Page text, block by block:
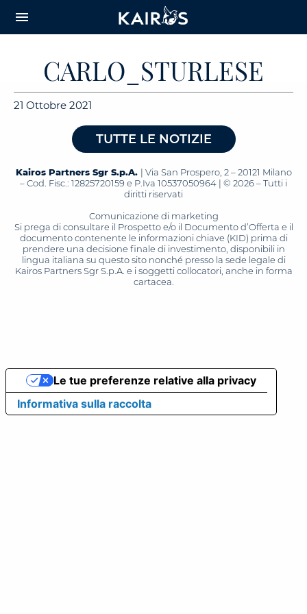
CONTENT
menu
CARLO_STURLESE
21 Ottobre 2021
TUTTE LE NOTIZIE
Kairos Partners Sgr S.p.A. | Via San Prospero, 2 – 20121 Milano
– Cod. Fisc.: 12825720159 e P.Iva 10537050964 | © 2026 – Tutti i
diritti riservati
Comunicazione di marketing
Si prega di consultare il Prospetto e/o il Documento d’Offerta e il
documento contenente le informazioni chiave (KID) prima di
prendere una decisione finale di investimento, disponibili in
lingua italiana su questo sito nonché presso la sede legale di
Kairos Partners Sgr S.p.A. e i soggetti collocatori, anche in forma
cartacea.
Informativa sulla raccolta
Le tue preferenze relative alla privacy